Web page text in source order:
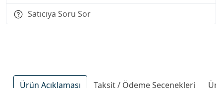
Satıcıya Soru Sor
Ürün Açıklaması Taksit / Ödeme Seçenekleri